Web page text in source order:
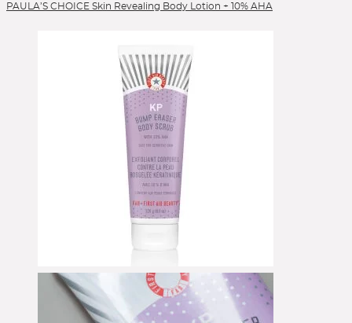
PAULA’S CHOICE Skin Revealing Body Lotion + 10% AHA